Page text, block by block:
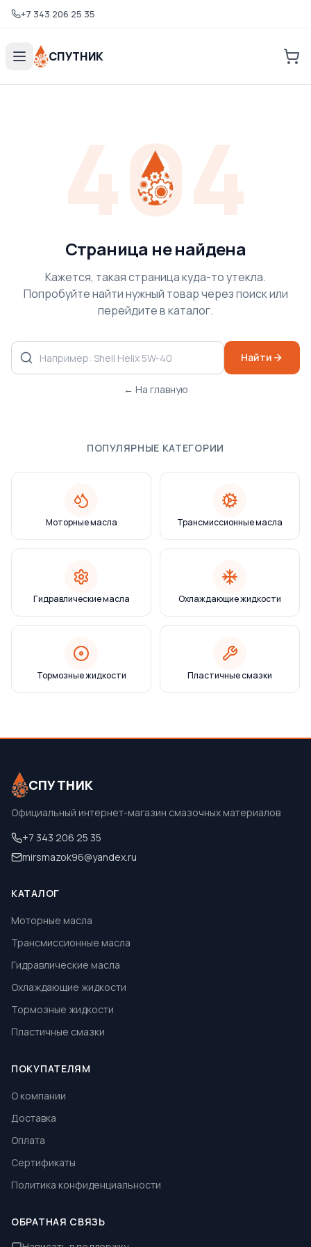
+7 343 206 25 35
СПУТНИК
404
Страница не найдена
Кажется, такая страница куда-то утекла.
Попробуйте найти нужный товар через поиск или
перейдите в каталог.
Найти
← На главную
ПОПУЛЯРНЫЕ КАТЕГОРИИ
Моторные масла Трансмиссионные масла
Гидравлические масла Охлаждающие жидкости
Тормозные жидкости Пластичные смазки
СПУТНИК
Официальный интернет-магазин смазочных материалов
+7 343 206 25 35
mirsmazok96@yandex.ru
КАТАЛОГ
Моторные масла
Трансмиссионные масла
Гидравлические масла
Охлаждающие жидкости
Тормозные жидкости
Пластичные смазки
ПОКУПАТЕЛЯМ
О компании
Доставка
Оплата
Сертификаты
Политика конфиденциальности
ОБРАТНАЯ СВЯЗЬ